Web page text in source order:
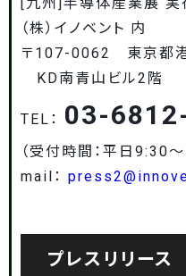
（株）イノベント 内
〒107-0062 東京都
KD南青山ビル2階
TEL： 03-
（受付時間：平日9:30～
mail：
プレスリリース